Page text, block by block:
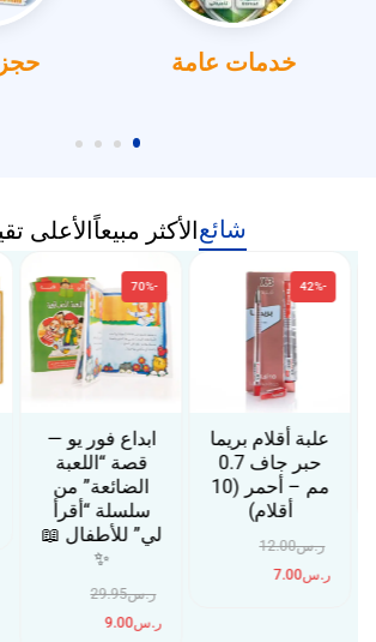
خدمات عامة
شائعالأكثر مبيعاًالأعلى
علبة أقلام بريما
حبر جاف 0.7
مم – أحمر (10
أقلام)
ر.س12.00
ر.س 7.00
ابداع فور يو —
قصة “اللعبة
الضائعة” من
سلسلة “أقرأ
لي” للأطفال 📖
✨
ر.س29.95
ر.س 9.00